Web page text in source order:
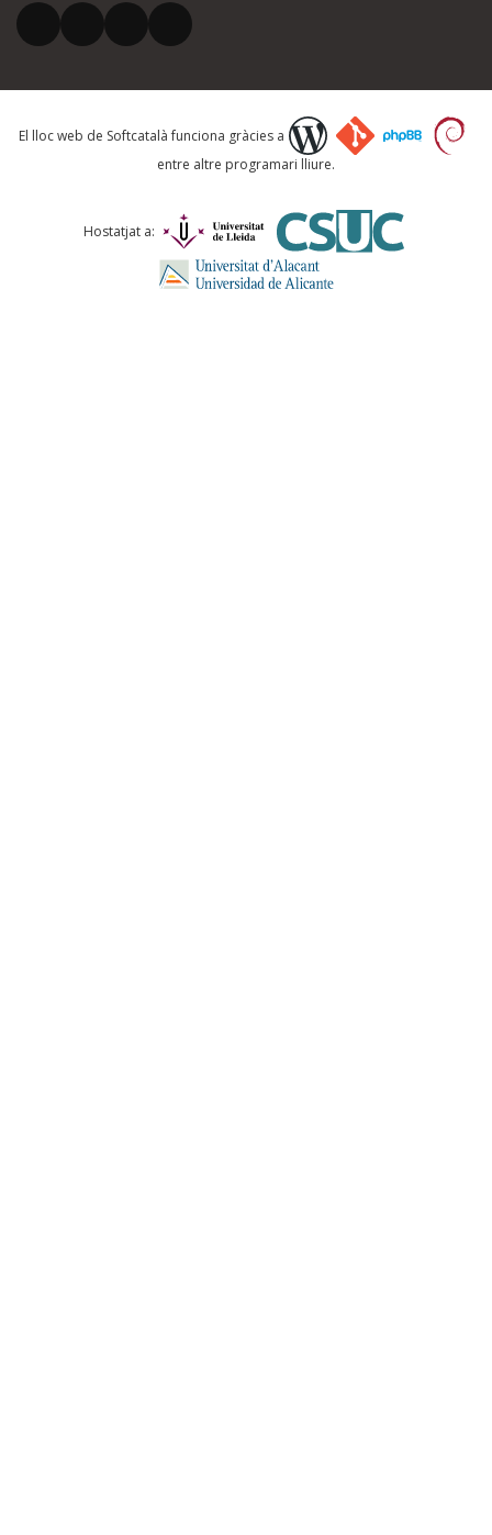
El vostre correu electrònic *
Què proposeu?
Comentari *
El lloc web de Softcatalà funciona gràcies a
entre altre programari lliure.
Hostatjat a: